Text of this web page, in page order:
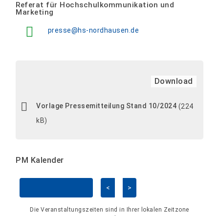
Referat für Hochschulkommunikation und
Marketing
presse@hs-nordhausen.de
Download
Vorlage Pressemitteilung Stand 10/2024 (224
kB)
PM Kalender
< >
Die Veranstaltungszeiten sind in Ihrer lokalen Zeitzone